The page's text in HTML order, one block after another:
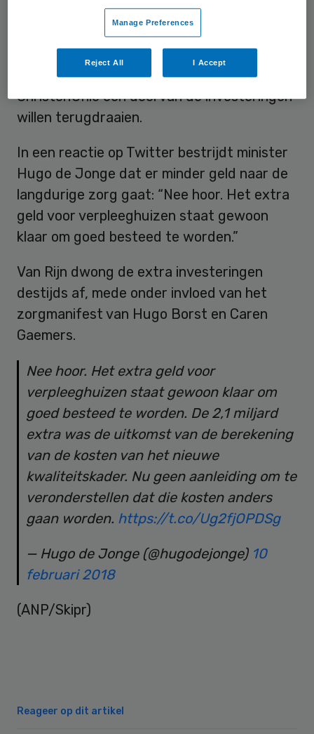
Oud-PvdA-staatssecretaris Martin van Rijn
maakte zich destijds hard voor de extra
miljardeninvestering, maar bronnen rond de
huidige regering denken dat CDA, D66 en
ChristenUnie een deel van de investeringen
willen terugdraaien.
In een reactie op Twitter bestrijdt minister
Hugo de Jonge dat er minder geld naar de
langdurige zorg gaat: “Nee hoor. Het extra
geld voor verpleeghuizen staat gewoon
klaar om goed besteed te worden.”
Van Rijn dwong de extra investeringen
destijds af, mede onder invloed van het
zorgmanifest van Hugo Borst en Caren
Gaemers.
Nee hoor. Het extra geld voor
verpleeghuizen staat gewoon klaar om
goed besteed te worden. De 2,1 miljard
extra was de uitkomst van de berekening
van de kosten van het nieuwe
kwaliteitskader. Nu geen aanleiding om te
veronderstellen dat die kosten anders
gaan worden. https://t.co/Ug2fjOPDSg
— Hugo de Jonge (@hugodejonge) 10
februari 2018
(ANP/Skipr)
Reageer op dit artikel
Manage Preferences
Reject All I Accept